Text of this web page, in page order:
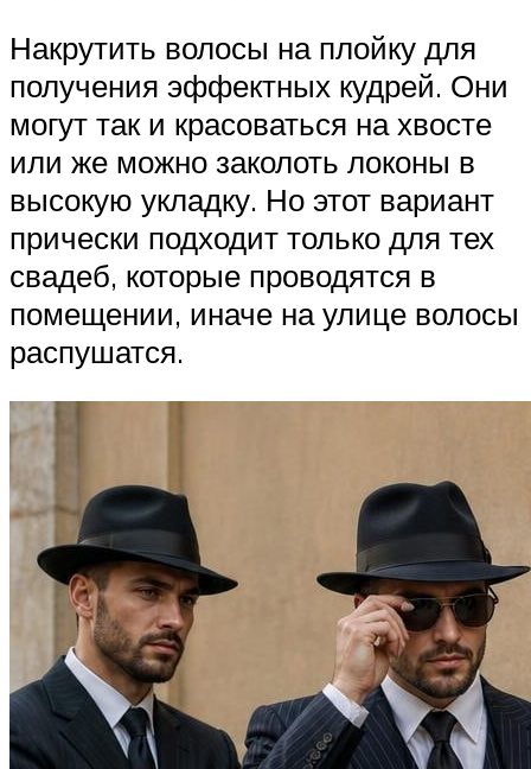
Накрутить волосы на плойку для
получения эффектных кудрей. Они
могут так и красоваться на хвосте
или же можно заколоть локоны в
высокую укладку. Но этот вариант
прически подходит только для тех
свадеб, которые проводятся в
помещении, иначе на улице волосы
распушатся.